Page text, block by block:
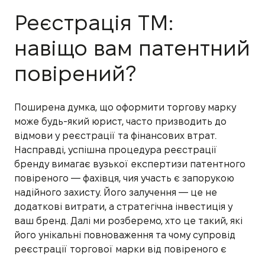
Реєстрація ТМ:
навіщо вам патентний
повірений?
Поширена думка, що оформити торгову марку
може будь-який юрист, часто призводить до
відмови у реєстрації та фінансових втрат.
Насправді, успішна процедура реєстрації
бренду вимагає вузької експертизи патентного
повіреного — фахівця, чия участь є запорукою
надійного захисту. Його залучення — це не
додаткові витрати, а стратегічна інвестиція у
ваш бренд. Далі ми розберемо, хто це такий, які
його унікальні повноваження та чому супровід
реєстрації торгової марки від повіреного є